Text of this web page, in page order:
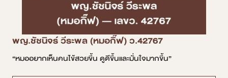
พญ.ชัชนิจร์ วีระพล (หมอกิ๊ฟ) ว.42767
“หมออยากเห็นคนไข้สวยขึ้น ดูดีขึ้นและมั่นใจมากขึ้น”